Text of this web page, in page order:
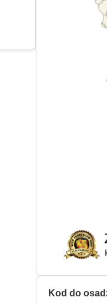
Kod do